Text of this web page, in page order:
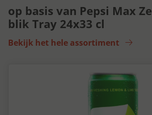
op basis van Pepsi Max
blik Tray 24x33 cl
Bekijk het hele assortiment